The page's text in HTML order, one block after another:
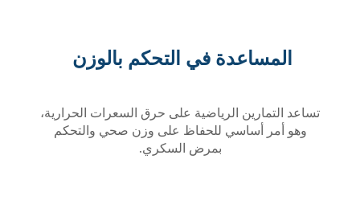
المساعدة في التحكم بالوزن
تساعد التمارين الرياضية على حرق السعرات الحرارية،
وهو أمر أساسي للحفاظ على وزن صحي والتحكم
بمرض السكري.